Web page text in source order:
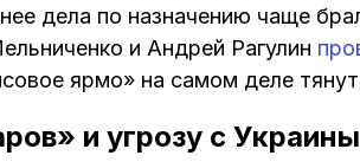
дела по назначению чаще
и Андрей Рагулин
ярмо» на самом деле
и угрозу с Украины